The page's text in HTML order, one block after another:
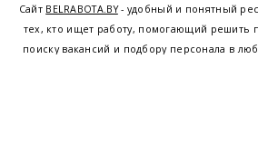
Сайт BELRABOTA.BY- удобный и понятный
тех, кто ищет работу, помогающий решить
поиску вакансий и подбору персонала в